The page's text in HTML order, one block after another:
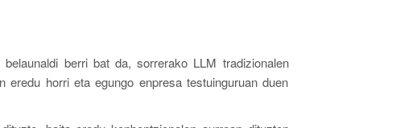
berri bat da, sorrerako LLM tradizionalen
horri eta egungo enpresa testuinguruan duen